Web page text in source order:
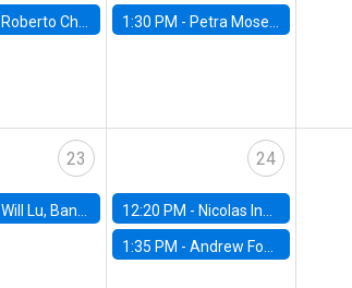
Roberto Chang, Rutgers University 1:30 PM - Petra Moser, NYU Stern
23
Will Lu, Banco Central de Chile
24
12:20 PM - Nicolas Inostroza, Rotman School of Management, University of Toronto
1:35 PM -Andrew Foster, Brown University